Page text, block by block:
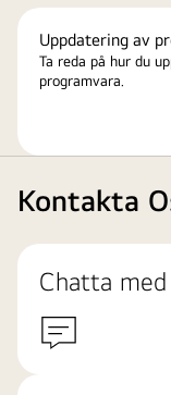
Uppdatering av
Ta reda på hur du
programvara.
Kontakta
Chatta